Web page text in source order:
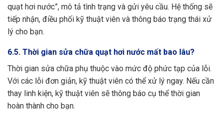
quạt hơi nước”, mô tả tình trạng và gửi yêu cầu. Hệ thống sẽ
tiếp nhận, điều phối kỹ thuật viên và thông báo trạng thái xử
lý cho bạn.
6.5. Thời gian sửa chữa quạt hơi nước mất bao lâu?
Thời gian sửa chữa phụ thuộc vào mức độ phức tạp của lỗi.
Với các lỗi đơn giản, kỹ thuật viên có thể xử lý ngay. Nếu cần
thay linh kiện, kỹ thuật viên sẽ thông báo cụ thể thời gian
hoàn thành cho bạn.